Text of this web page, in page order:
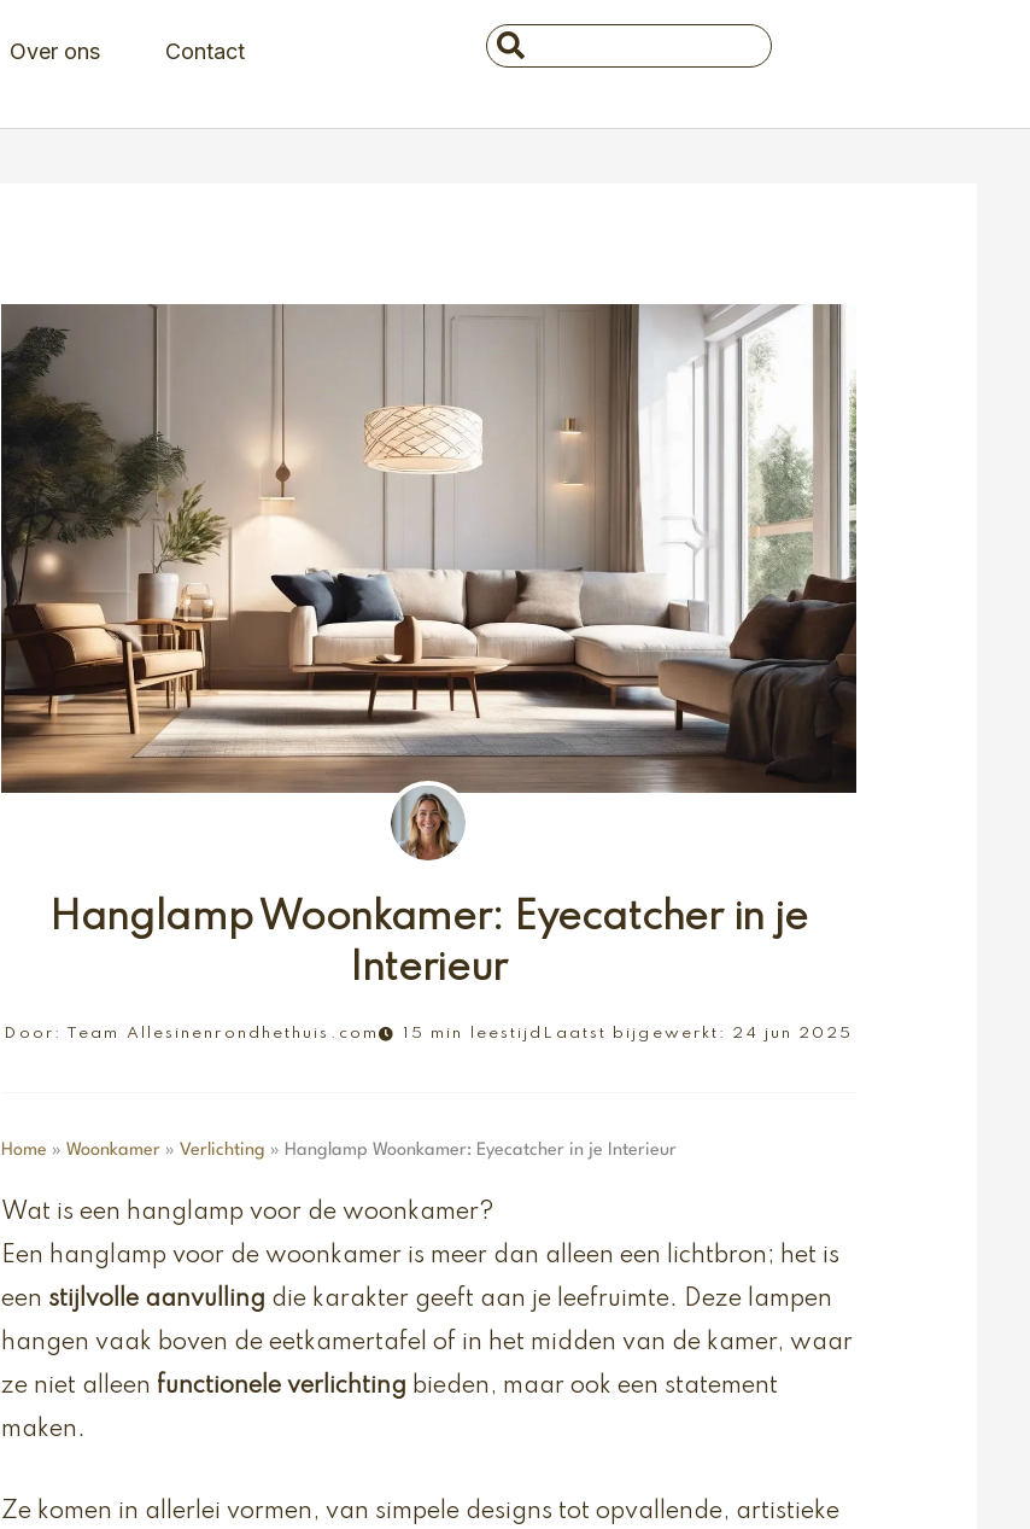
Over ons Contact
Search
...
Hanglamp Woonkamer: Eyecatcher in je
Interieur
Door: Team Allesinenrondhethuis.com 15 min leestijd Laatst bijgewerkt: 24 jun 2025
Home » Woonkamer » Verlichting » Hanglamp Woonkamer: Eyecatcher in je Interieur
Wat is een hanglamp voor de woonkamer?
Een hanglamp voor de woonkamer is meer dan alleen een lichtbron; het is
een stijlvolle aanvulling die karakter geeft aan je leefruimte. Deze lampen
hangen vaak boven de eetkamertafel of in het midden van de kamer, waar
ze niet alleen functionele verlichting bieden, maar ook een statement
maken.
Ze komen in allerlei vormen, van simpele designs tot opvallende, artistieke